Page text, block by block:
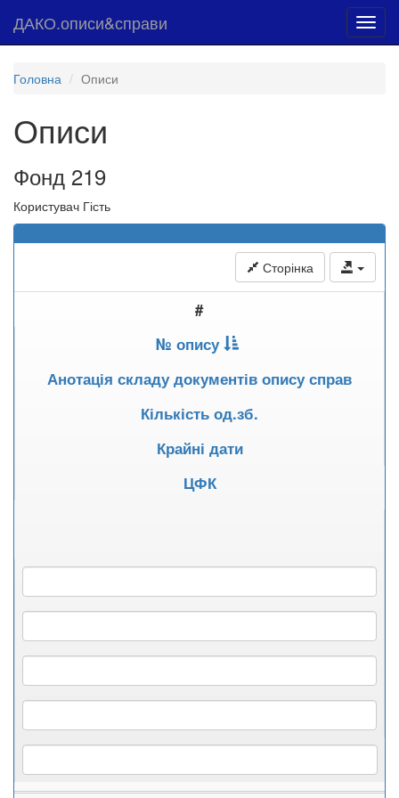
ДАКО.описи&справи
Головна Описи
Описи
Фонд 219
Користувач Гість
Сторінка
#
№ опису
Анотація складу документів опису справ
Кількість од.зб.
Крайні дати
ЦФК